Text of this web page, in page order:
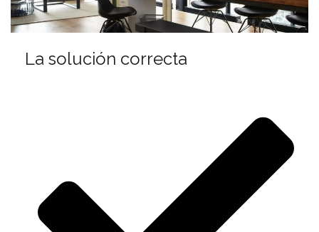
La solución correcta